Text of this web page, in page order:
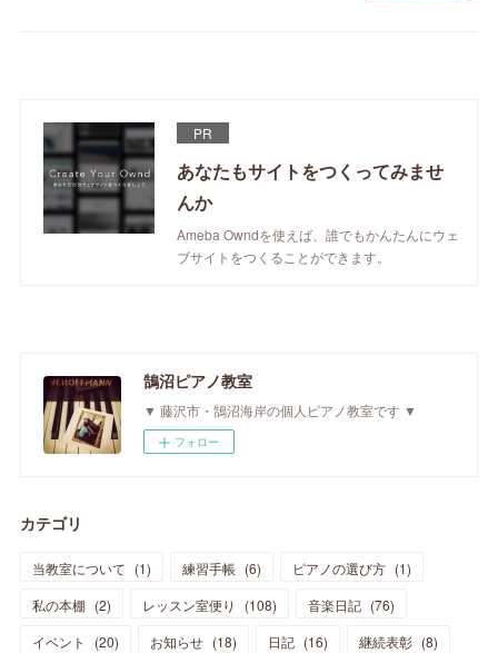
PR
あなたもサイトをつくってみませ
んか
Ameba Owndを使えば、誰でもかんたんにウェ
ブサイトをつくることができます。
鵠沼ピアノ教室
▼ 藤沢市・鵠沼海岸の個人ピアノ教室です ▼
フォロー
カテゴリ
当教室について (1) 練習手帳 (6) ピアノの選び方 (1)
私の本棚 (2) レッスン室便り (108) 音楽日記 (76)
イベント
(20) お知らせ (18) 日記 (16) 継続表彰 (8)